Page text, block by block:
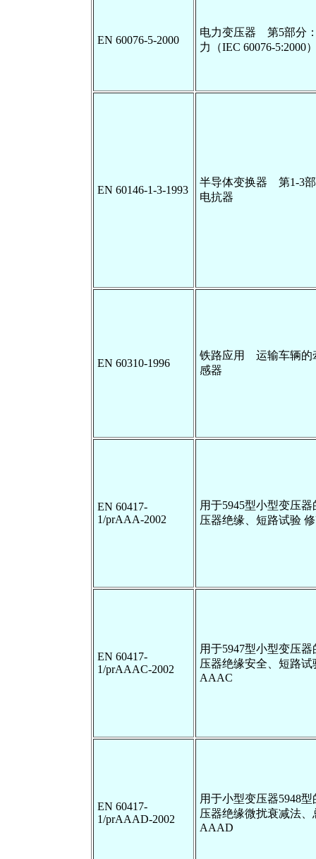
EN 60076-5-2000
电力变压器 第5部分
力（IEC 60076-5:2000
EN 60146-1-3-1993
半导体变换器 第1-3
电抗器
EN 60310-1996
铁路应用 运输车辆的
感器
EN 60417-
1/prAAA-2002
用于5945型小型变压
压器绝缘、短路试验
EN 60417-
1/prAAAC-2002
用于5947型小型变压
压器绝缘安全、短路试
AAAC
EN 60417-
1/prAAAD-2002
用于小型变压器5948
压器绝缘微扰衰减法、
AAAD